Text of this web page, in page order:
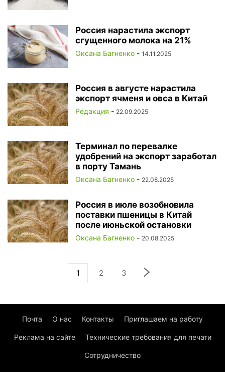
Россия нарастила экспорт
сгущенного молока на 21%
Оксана Багненко - 14.11.2025
Россия в августе нарастила
экспорт ячменя и овса в Китай
Редакция - 22.09.2025
Терминал по перевалке
удобрений на экспорт заработал
в порту Тамань
Оксана Багненко - 22.08.2025
Россия в июле возобновила
поставки пшеницы в Китай
после июньской остановки
Оксана Багненко - 20.08.2025
1 2 3
Почта О нас Контакты Приглашаем на работу
Реклама на сайте Технические требования для печати
Сотрудничество